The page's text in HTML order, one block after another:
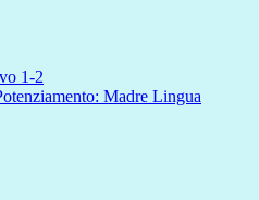
1-2
Madre Lingua